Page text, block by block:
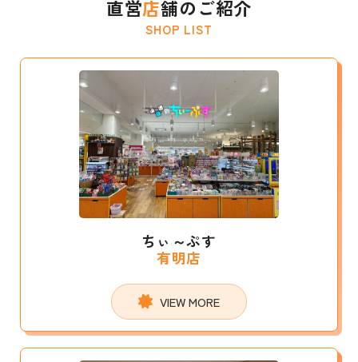
直営店舗のご紹介
SHOP LIST
ちぃ～ぷす
有明店
VIEW MORE